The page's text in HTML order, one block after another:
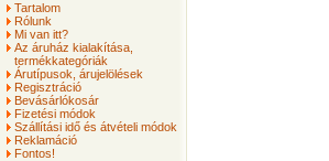
Tartalom
Rólunk
Mi van itt?
Az áruház kialakítása,
termékkategóriák
Árutípusok, árujelölések
Regisztráció
Bevásárlókosár
Fizetési módok
Szállítási idő és átvételi módok
Reklamáció
Fontos!